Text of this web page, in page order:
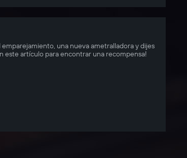
una nueva ametralladora y dijes
este artículo para encontrar una recompensa!